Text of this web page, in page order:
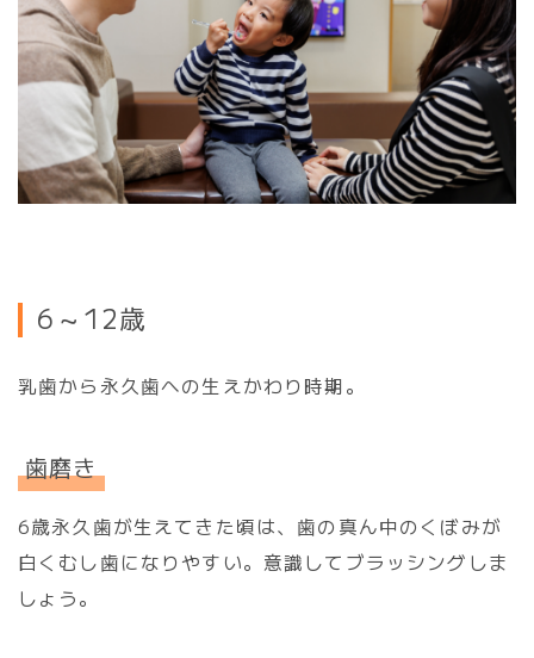
6～12歳
乳歯から永久歯への生えかわり時期。
歯磨き
6歳永久歯が生えてきた頃は、歯の真ん中のくぼみが
白くむし歯になりやすい。意識してブラッシングしま
しょう。